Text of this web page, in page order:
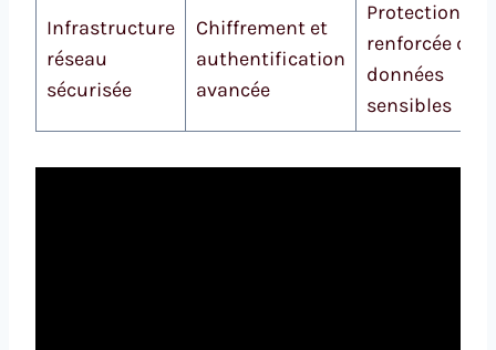
Infrastructure
réseau
sécurisée
Chiffrement et
authentification
avancée
Protection
renforcée des
données
sensibles